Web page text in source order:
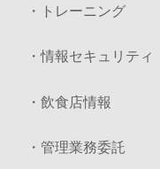
・トレーニング
・情報セキュリティ
・飲食店情報
・管理業務委託